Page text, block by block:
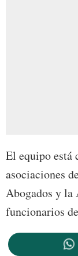
El equipo está
asociaciones
Abogados y la
funcionarios